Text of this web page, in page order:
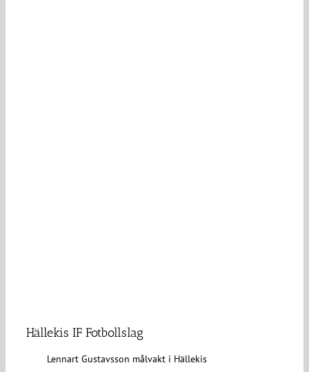
Hällekis IF Fotbollslag
Lennart Gustavsson målvakt i Hällekis